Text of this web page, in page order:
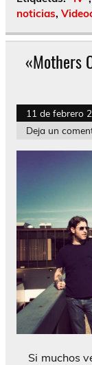
noticias,
«Mothers
11 de febrero
Deja un
Si muchos